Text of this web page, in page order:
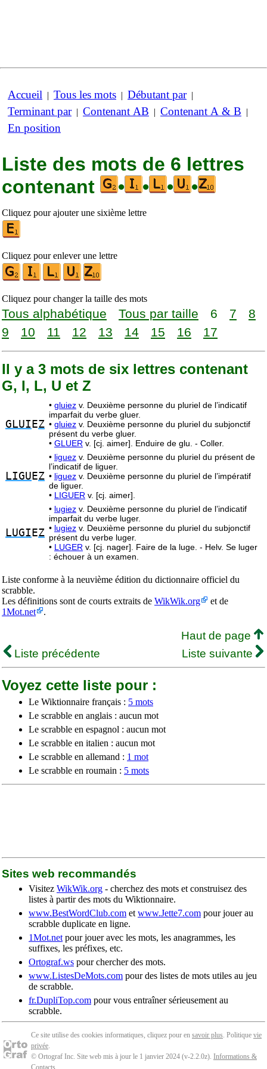
Accueil | Tous les mots | Débutant par|
Terminant par| Contenant AB | Contenant A & B |
En position
Liste des mots de 6 lettres
contenant
• • • •
Cliquez pour ajouter une sixième lettre
Cliquez pour enlever une lettre
Cliquez pour changer la taille des mots
Tous alphabétique Tous par taille 6 7
8
9
10 11 12 13 14 15 16 17
Il y a 3 mots de six lettres contenant
G, I, L, U et Z
GLUI EZ
• gluiez v. Deuxième personne du pluriel de l’indicatif
imparfait du verbe gluer.
• gluiez v. Deuxième personne du pluriel du subjonctif
présent du verbe gluer.
• GLUER v. [cj. aimer]. Enduire de glu. - Coller.
LIGU EZ
• liguez v. Deuxième personne du pluriel du présent de
l’indicatif de liguer.
• liguez v. Deuxième personne du pluriel de l’impératif
de liguer.
• LIGUER v. [cj. aimer].
LUGI EZ
• lugiez v. Deuxième personne du pluriel de l’indicatif
imparfait du verbe luger.
• lugiez v. Deuxième personne du pluriel du subjonctif
présent du verbe luger.
• LUGER v. [cj. nager]. Faire de la luge. - Helv. Se luger
: échouer à un examen.
Liste conforme à la neuvième édition du dictionnaire officiel du
scrabble.
Les définitions sont de courts extraits de WikWik.org
et de
1Mot.net
.
Haut de page
Liste précédente
Liste suivante
Voyez cette liste pour :
Le Wiktionnaire français : 5 mots
Le scrabble en anglais : aucun mot
Le scrabble en espagnol : aucun mot
Le scrabble en italien : aucun mot
Le scrabble en allemand : 1 mot
Le scrabble en roumain : 5 mots
Sites web recommandés
Visitez WikWik.org - cherchez des mots et construisez des
listes à partir des mots du Wiktionnaire.
www.BestWordClub.com et www.Jette7.com pour jouer au
scrabble duplicate en ligne.
1Mot.net pour jouer avec les mots, les anagrammes, les
suffixes, les préfixes, etc.
Ortograf.ws pour chercher des mots.
www.ListesDeMots.com pour des listes de mots utiles au jeu
de scrabble.
fr.DupliTop.com pour vous entraîner sérieusement au
scrabble.
Ce site utilise des cookies informatiques, cliquez pour en savoir plus. Politique vie
privée.
© Ortograf Inc. Site web mis à jour le 1 janvier 2024 (v-2.2.0z). Informations &
Contacts